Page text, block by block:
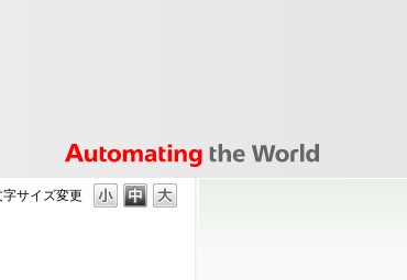
字サイズ変更